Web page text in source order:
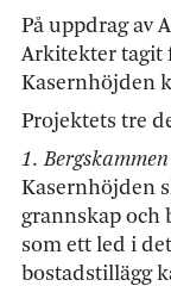
På uppdrag av
Arkitekter tagit
Kasernhöjden
Projektets tre
1. Bergskammen
Kasernhöjden
grannskap och
som ett led i
bostadstillägg